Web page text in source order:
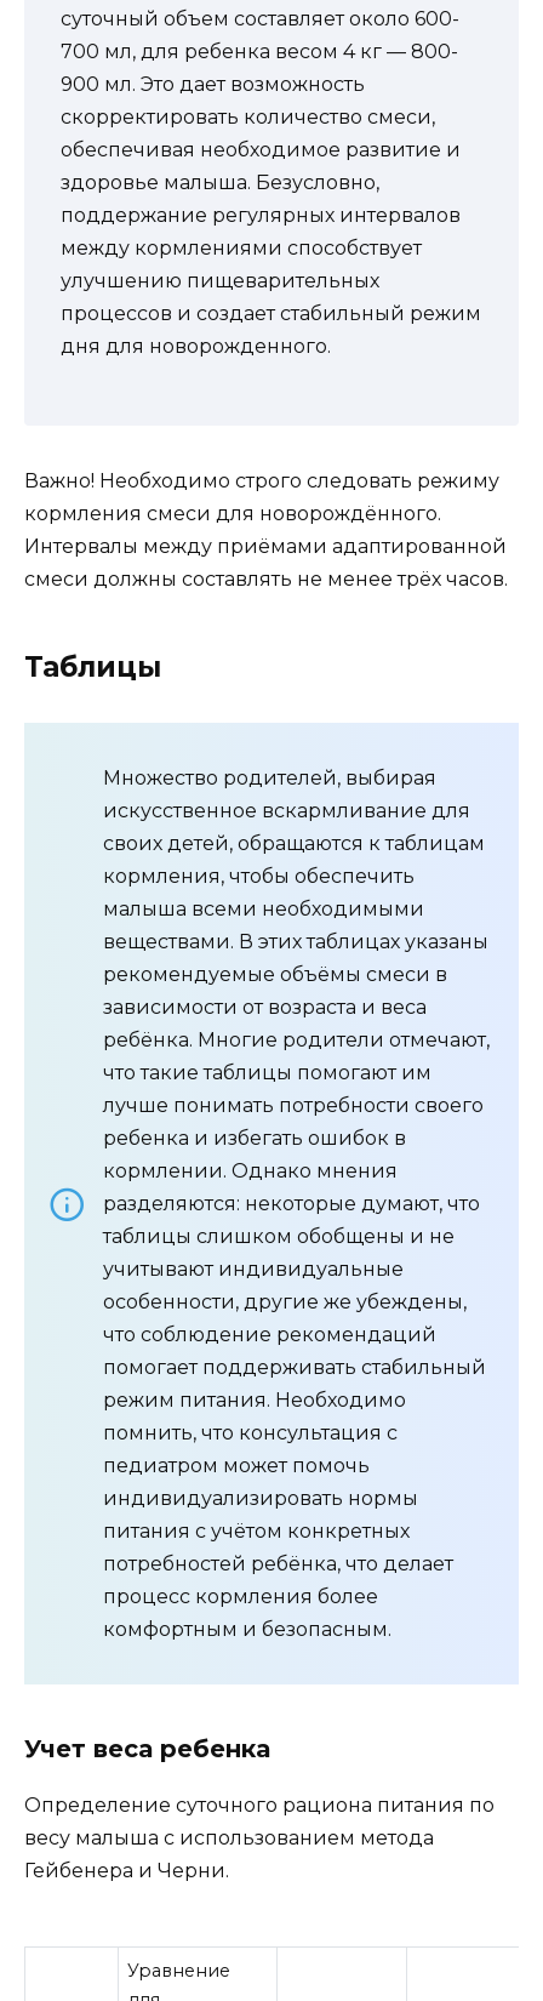
суточный объем составляет около 600-
700 мл, для ребенка весом 4 кг — 800-
900 мл. Это дает возможность
скорректировать количество смеси,
обеспечивая необходимое развитие и
здоровье малыша. Безусловно,
поддержание регулярных интервалов
между кормлениями способствует
улучшению пищеварительных
процессов и создает стабильный режим
дня для новорожденного.
Важно! Необходимо строго следовать режиму
кормления смеси для новорождённого.
Интервалы между приёмами адаптированной
смеси должны составлять не менее трёх часов.
Таблицы
Множество родителей, выбирая
искусственное вскармливание для
своих детей, обращаются к таблицам
кормления, чтобы обеспечить
малыша всеми необходимыми
веществами. В этих таблицах указаны
рекомендуемые объёмы смеси в
зависимости от возраста и веса
ребёнка. Многие родители отмечают,
что такие таблицы помогают им
лучше понимать потребности своего
ребенка и избегать ошибок в
кормлении. Однако мнения
разделяются: некоторые думают, что
таблицы слишком обобщены и не
учитывают индивидуальные
особенности, другие же убеждены,
что соблюдение рекомендаций
помогает поддерживать стабильный
режим питания. Необходимо
помнить, что консультация с
педиатром может помочь
индивидуализировать нормы
питания с учётом конкретных
потребностей ребёнка, что делает
процесс кормления более
комфортным и безопасным.
Учет веса ребенка
Определение суточного рациона питания по
весу малыша с использованием метода
Гейбенера и Черни.
Уравнение